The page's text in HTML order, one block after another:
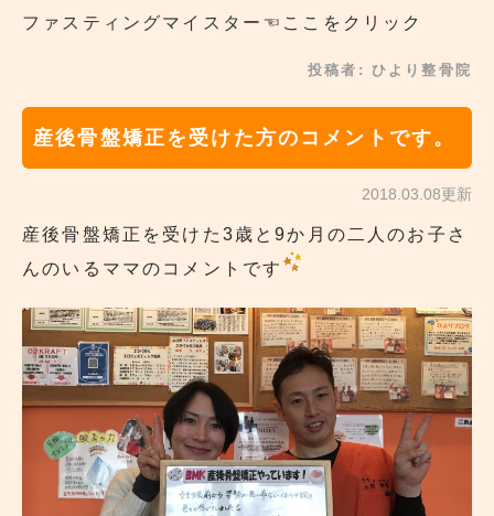
ファスティングマイスター ☜ここをクリック
投稿者: ひより整骨院
産後骨盤矯正を受けた方のコメントです。
2018.03.08更新
産後骨盤矯正を受けた3歳と9か月の二人のお子さ
んのいるママのコメントです